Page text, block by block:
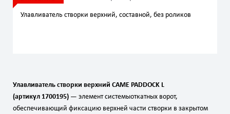
Улавливатель створки верхний, составной, без роликов
Улавливатель створки верхний CAME PADDOCK L
(артикул 1700195) — элементсистемыоткатных ворот,
обеспечивающий фиксацию верхней части створки в закрытом